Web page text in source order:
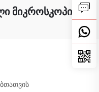
მიკროსკოპი